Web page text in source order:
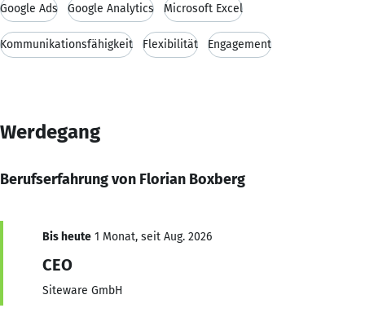
Google Ads Google Analytics Microsoft Excel
Kommunikationsfähigkeit Flexibilität Engagement
Werdegang
Berufserfahrung von Florian Boxberg
Bis heute 1 Monat, seit Aug. 2026
CEO
Siteware GmbH